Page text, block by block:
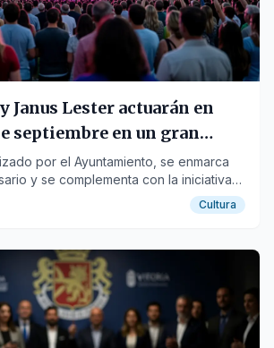
Janus Lester actuarán en
septiembre en un gran
por el Ayuntamiento, se enmarca
y se complementa con la iniciativa
Cultura